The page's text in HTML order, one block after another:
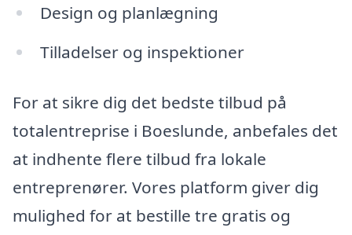
Design og planlægning
Tilladelser og inspektioner
For at sikre dig det bedste tilbud på
totalentreprise i Boeslunde, anbefales det
at indhente flere tilbud fra lokale
entreprenører. Vores platform giver dig
mulighed for at bestille tre gratis og